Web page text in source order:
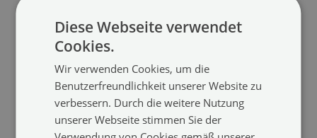
Heizkörperverkleidung
magnet
Bananenblätter
(#mmmk-tgs63)
Magnet
Heizkörperverkleidung
Aquarellblüten
Diese Webseite verwendet
Cookies.
Wir verwenden Cookies, um die
Benutzerfreundlichkeit unserer Website zu
verbessern. Durch die weitere Nutzung
unserer Webseite stimmen Sie der